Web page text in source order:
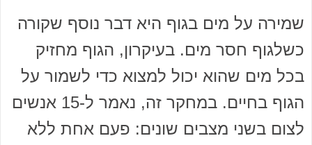
שמירה על מים בגוף היא דבר נוסף שקורה
כשלגוף חסר מים. בעיקרון, הגוף מחזיק
בכל מים שהוא יכול למצוא כדי לשמור על
הגוף בחיים. במחקר זה, נאמר ל-15 אנשים
לצום בשני מצבים שונים: פעם אחת ללא